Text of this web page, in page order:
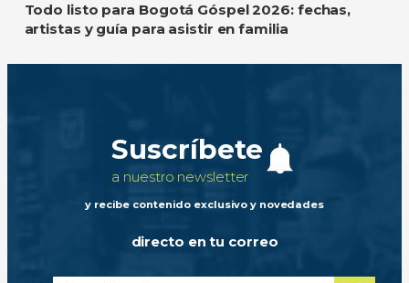
Todo listo para Bogotá Góspel 2026: fechas,
artistas y guía para asistir en familia
Suscríbete
a nuestro newsletter
y recibe contenido exclusivo y novedades
directo en tu correo